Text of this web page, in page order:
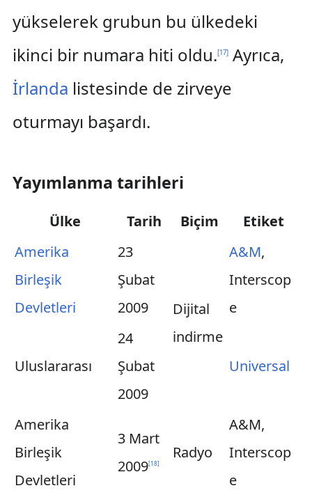
yükselerek grubun bu ülkedeki
ikinci bir numara hiti oldu.[17]Ayrıca,
İrlanda listesinde de zirveye
oturmayı başardı.
Yayımlanma tarihleri
Ülke Tarih Biçim
Etiket
Amerika
Birleşik
Devletleri
23
Şubat
2009
Dijital
indirme
A&M,
Interscop
e
Uluslararası
24
Şubat
2009
Universal
Amerika
Birleşik
Devletleri
3 Mart
2009[18]
Radyo
A&M,
Interscop
e